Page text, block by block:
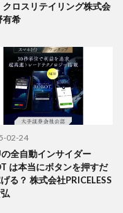
クロスリテイリング株式会
有希
02-24
全自動インサイダー
は本当にボタンを押すだ
る？ 株式会社PRICELESS